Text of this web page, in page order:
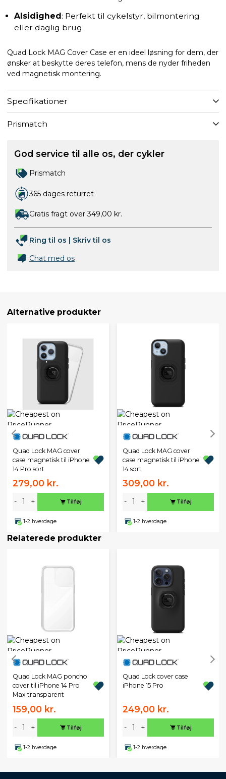
Alsidighed: Perfekt til cykelstyr, bilmontering
eller daglig brug.
Quad Lock MAG Cover Case er en ideel løsning for dem, der
ønsker at beskytte deres telefon, mens de nyder friheden
ved magnetisk montering.
Specifikationer
Prismatch
God service til alle os, der cykler
Prismatch
365 dages returret
Gratis fragt over 349,00 kr.
Ring til os | Skriv til os
Chat med os
Alternative produkter
Quad Lock MAG cover
case magnetisk til iPhone
14 Pro sort
279,00 kr.
- + Tilføj
1-2 hverdage
Quad Lock MAG cover
case magnetisk til iPhone
14 sort
309,00 kr.
- + Tilføj
1-2 hverdage
Relaterede produkter
Quad Lock MAG poncho
cover til iPhone 14 Pro
Max transparent
159,00 kr.
- + Tilføj
1-2 hverdage
Quad Lock cover case
iPhone 15 Pro
249,00 kr.
- + Tilføj
1-2 hverdage